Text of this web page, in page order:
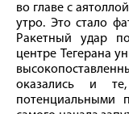
во главе с
утро. Это стало
Ракетный удар
центре Тегерана
оказались и
потенциальными